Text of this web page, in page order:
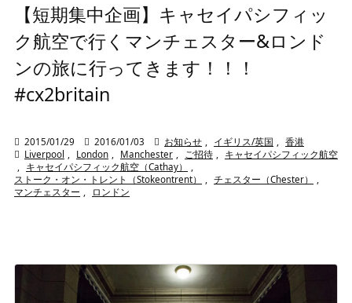
【短期集中企画】キャセイパシフィッ
ク航空で行くマンチェスター&ロンド
ンの旅に行ってきます！！！
#cx2britain
 2015/01/29  2016/01/03  お知らせ イギリス/英国
香港
 Liverpool London Manchester ご招待
キャセイパシフィック航空
キャセイパシフィック航空（Cathay）
ストーク・オン・トレント（Stokeontrent）
チェスター（Chester）
マンチェスター
ロンドン